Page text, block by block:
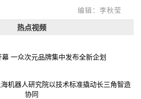
编辑：李秋莹
热点视频
幕 一众次元品牌集中发布全新企划
海机器人研究院以技术标准撬动长三角智造
协同